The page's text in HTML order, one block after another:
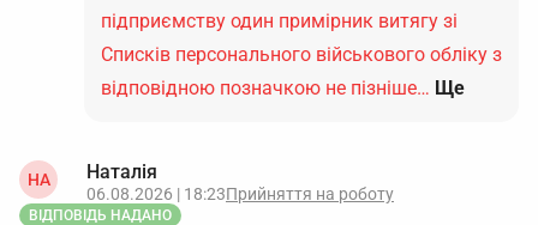
підприємству один примірник витягу зі
Списків персонального військового обліку з
відповідною позначкою не пізніше… Ще
НА Наталія
06.08.2026 | 18:23Прийняття на роботу
ВІДПОВІДЬ НАДАНО